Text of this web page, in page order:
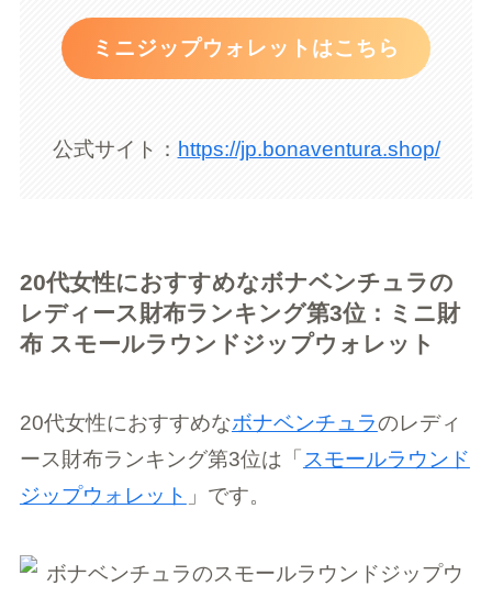
ミニジップウォレットはこちら
公式サイト： https://jp.bonaventura.shop/
20代女性におすすめなボナベンチュラの
レディース財布ランキング第3位：ミニ財
布 スモールラウンドジップウォレット
20代女性におすすめなボナベンチュラのレディ
ース財布ランキング第3位は「 スモールラウンド
ジップウォレット 」です。